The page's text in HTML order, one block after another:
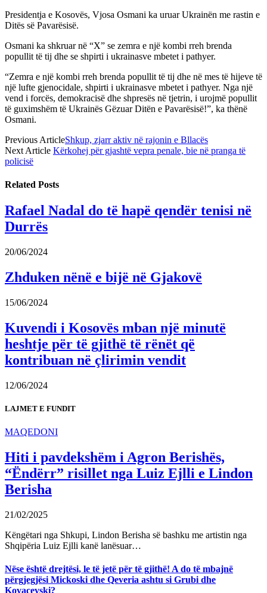
Presidentja e Kosovës, Vjosa Osmani ka uruar Ukrainën me rastin e
Ditës së Pavarësisë.
Osmani ka shkruar në “X” se zemra e një kombi rreh brenda
popullit të tij dhe se shpirti i ukrainasve mbetet i pathyer.
“Zemra e një kombi rreh brenda popullit të tij dhe në mes të hijeve të
një lufte gjenocidale, shpirti i ukrainasve mbetet i pathyer. Nga një
vend i forcës, demokracisë dhe shpresës në tjetrin, i urojmë popullit
të guximshëm të Ukrainës Gëzuar Ditën e Pavarësisë!”, ka thënë
Osmani.
Previous ArticleShkup, zjarr aktiv në rajonin e Bllacës
Next Article Kërkohej për gjashtë vepra penale, bie në pranga të
policisë
Related Posts
Rafael Nadal do të hapë qendër tenisi në
Durrës
20/06/2024
Zhduken nënë e bijë në Gjakovë
15/06/2024
Kuvendi i Kosovës mban një minutë
heshtje për të gjithë të rënët që
kontribuan në çlirimin vendit
12/06/2024
LAJMET E FUNDIT
MAQEDONI
Hiti i pavdekshëm i Agron Berishës,
“Ëndërr” risillet nga Luiz Ejlli e Lindon
Berisha
21/02/2025
Këngëtari nga Shkupi, Lindon Berisha së bashku me artistin nga
Shqipëria Luiz Ejlli kanë lanësuar…
Nëse është drejtësi, le të jetë për të gjithë! A do të mbajnë
përgjegjësi Mickoski dhe Qeveria ashtu si Grubi dhe
Kovaçevski?